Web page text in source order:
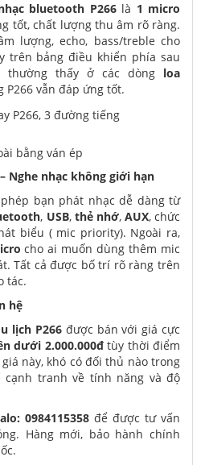
bluetooth P266là 1 micro
tốt, chất lượng thu âm rõ ràng.
lượng, echo, bass/treble cho
trên bảng điều khiển phía sau
thấy ở các dòng loa
P266 vẫn đáp ứng tốt.
bằng ván ép
Nghe nhạc không giới hạn
bạn phát nhạc dễ dàng từ
, USB, thẻ nhớ, AUX, chức
biểu ( mic priority). Ngoài ra,
cho ai muốn dùng thêm mic
Tất cả được bố trí rõ ràng trên
tác.
hệ
lịch P266được bán với giá cực
dưới 2.000.000đtùy thời điểm
này, khó có đối thủ nào trong
cạnh tranh về tính năng và độ
0984115358 để được tư vấn
Hàng mới, bảo hành chính